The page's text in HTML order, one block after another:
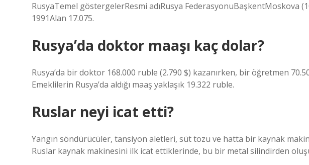
RusyaTemel göstergelerResmi adıRusya FederasyonuBaşkentMoskova
1991Alan 17.075.
Rusya’da doktor maaşı kaç dolar?
Rusya’da bir doktor 168.000 ruble (2.790 $) kazanırken, bir öğretmen
Emeklilerin Rusya’da aldığı maaş yaklaşık 19.322 ruble.
Ruslar neyi icat etti?
Yangın söndürücüler, tansiyon aletleri, süt tozu ve hatta bir kaynak
Ruslar kaynak makinesini ilk icat ettiklerinde, bu bir metal silindirden